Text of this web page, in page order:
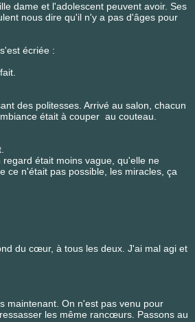
dame et l'adolescent peuvent avoir. Ses
nous dire qu'il n'y a pas d'âges pour
écriée :
des politesses. Arrivé au salon, chacun
était à couper au couteau.
était moins vague, qu'elle ne
ce n'était pas possible, les miracles, ça
du cœur, à tous les deux. J'ai mal agi et
maintenant. On n'est pas venu pour
les même rancœurs. Passons au